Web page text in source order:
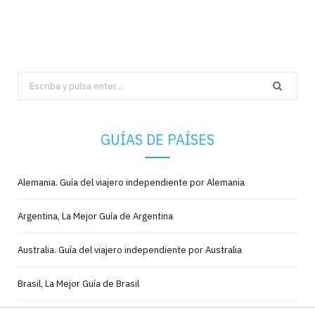
Search
for:
GUÍAS DE PAÍSES
Alemania. Guía del viajero independiente por Alemania
Argentina, La Mejor Guía de Argentina
Australia. Guía del viajero independiente por Australia
Brasil, La Mejor Guía de Brasil